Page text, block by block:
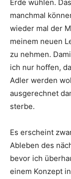
Erde wühlen.
manchmal
wieder mal der
meinem neuen
zu nehmen.
ich nur hoffen,
Adler werden
ausgerechnet
sterbe.
Es erscheint
Ableben des
bevor ich
einem Konzept